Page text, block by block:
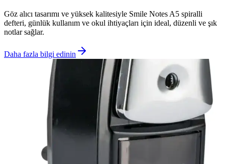
Göz alıcı tasarımı ve yüksek kalitesiyle Smile Notes A5 spiralli
defteri, günlük kullanım ve okul ihtiyaçları için ideal, düzenli ve şık
notlar sağlar.
Daha fazla bilgi edinin